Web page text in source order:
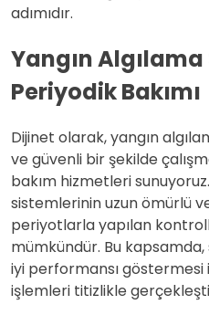
adımıdır.
Yangın
Periyodik Bakımı
Dijinet olarak, yangın
ve güvenli bir şekilde
bakım hizmetleri
sistemlerinin uzun ömürlü
periyotlarla yapılan
mümkündür. Bu
iyi performansı göstermesi
işlemleri titizlikle